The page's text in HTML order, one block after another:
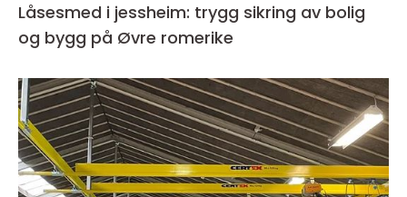
Låsesmed i jessheim: trygg sikring av bolig
og bygg på Øvre romerike